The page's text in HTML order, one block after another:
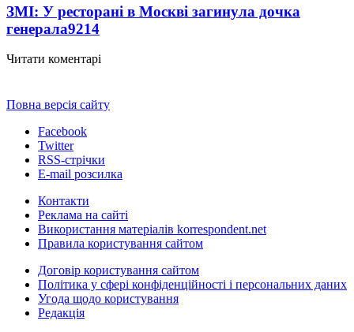
ЗМІ: У ресторані в Москві загинула дочка
генерала9214
Читати коментарі
Повна версія сайту
Facebook
Twitter
RSS-стрічки
E-mail розсилка
Контакти
Реклама на сайті
Використання матеріалів korrespondent.net
Правила користування сайтом
Договір користування сайтом
Політика у сфері конфіденційності і персональних даних
Угода щодо користування
Редакція